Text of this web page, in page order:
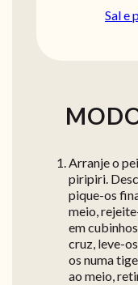
Sal e
Arranje o
piripiri.
pique-os
meio,
em
cruz, leve-
os numa
ao meio,